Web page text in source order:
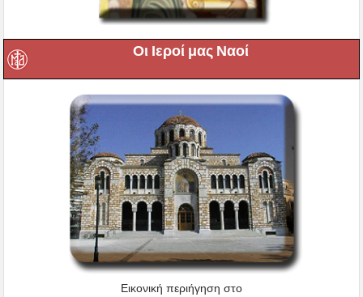
Οι Ιεροί μας Ναοί
Εικονική περιήγηση στο